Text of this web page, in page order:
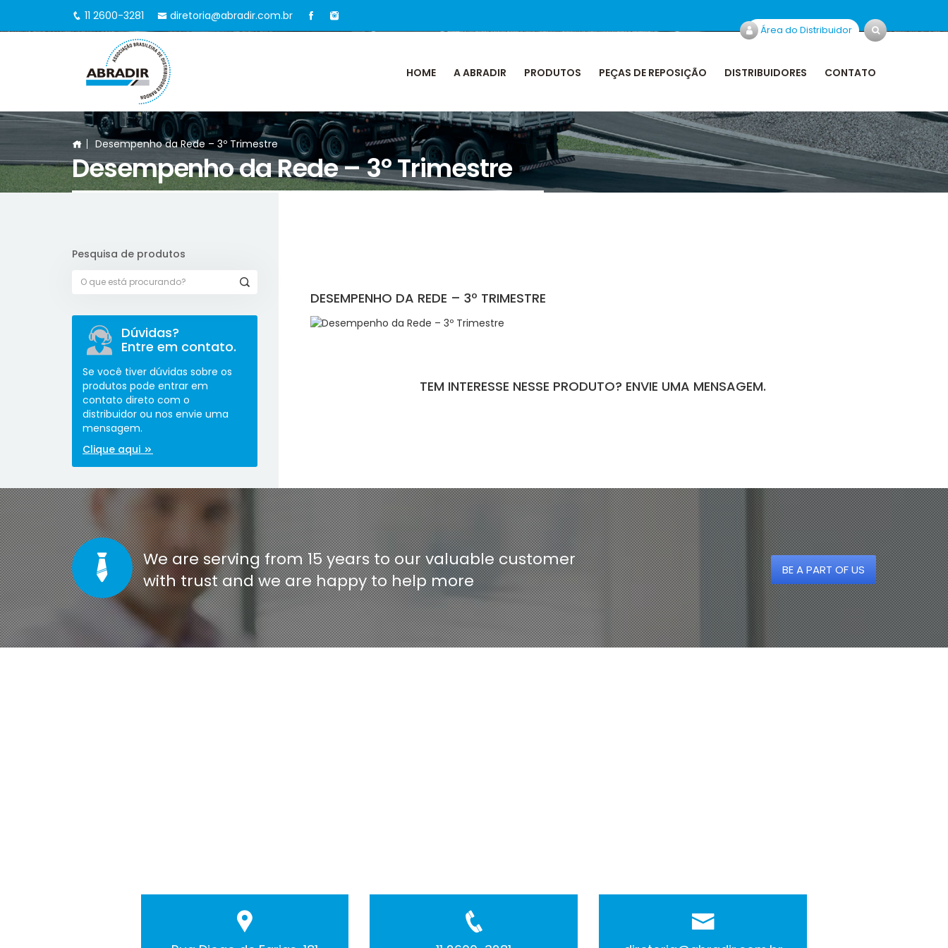
11 2600-3281 diretoria@abradir.com.br
Área do Distribuidor
HOME A ABRADIR PRODUTOS PEÇAS DE REPOSIÇÃO DISTRIBUIDORES CONTATO
Desempenho da Rede – 3º Trimestre
Desempenho da Rede – 3º Trimestre
DESEMPENHO DA REDE – 3º TRIMESTRE
TEM INTERESSE NESSE PRODUTO? ENVIE UMA MENSAGEM.
Pesquisa de produtos
Dúvidas?
Entre em contato.
Se você tiver dúvidas sobre os
produtos pode entrar em
contato direto com o
distribuidor ou nos envie uma
mensagem.
Clique aqui
We are serving from 15 years to our valuable customer
with trust and we are happy to help more
BE A PART OF US